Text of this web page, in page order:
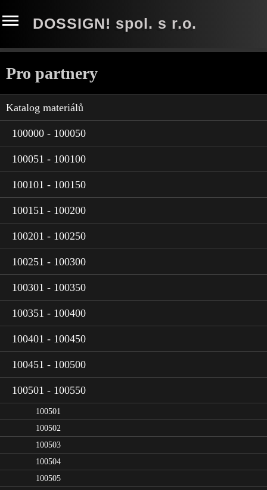
DOSSIGN! spol. s r.o.
Pro partnery
Katalog materiálů
100000 - 100050
100051 - 100100
100101 - 100150
100151 - 100200
100201 - 100250
100251 - 100300
100301 - 100350
100351 - 100400
100401 - 100450
100451 - 100500
100501 - 100550
100501
100502
100503
100504
100505